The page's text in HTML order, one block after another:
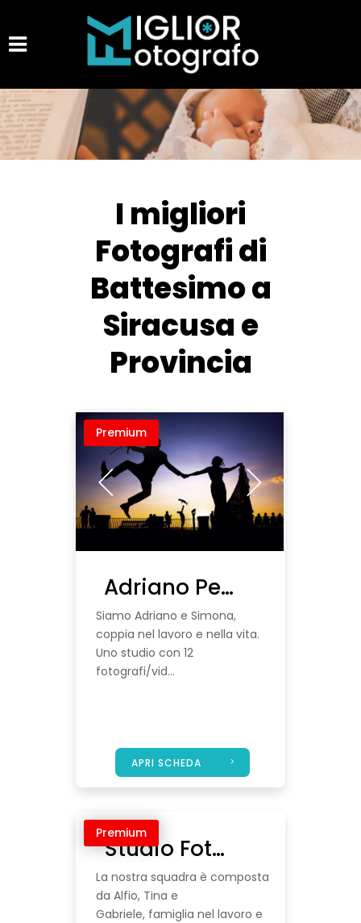
I migliori
Fotografi di
Battesimo a
Siracusa e
Provincia
Adriano Perelli & Simona Cancelli
Premium
Siamo Adriano e Simona,
coppia nel lavoro e nella vita.
Uno studio con 12
fotografi/vid...
APRI SCHEDA
Studio Fotografico Malaponti
Premium
La nostra squadra è composta
da Alfio, Tina e
Gabriele, famiglia nel lavoro e